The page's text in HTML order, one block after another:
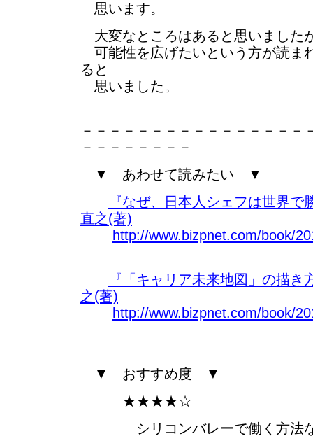
思います。
大変なところはあると思いました
可能性を広げたいという方が読ま
ると
思いました。
－－－－－－－－－－－－－－－－
－－－－－－－－
▼ あわせて読みたい ▼
『なぜ、日本人シェフは世界で
直之(著)
http://www.bizpnet.com/book/
『「キャリア未来地図」の描
之(著)
http://www.bizpnet.com/book/
▼ おすすめ度 ▼
★★★★☆
シリコンバレーで働く方法な